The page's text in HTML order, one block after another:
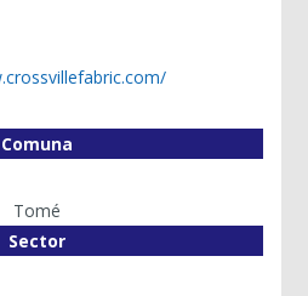
Comuna
Tomé
Sector